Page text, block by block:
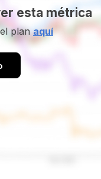
esta métrica
planaquí